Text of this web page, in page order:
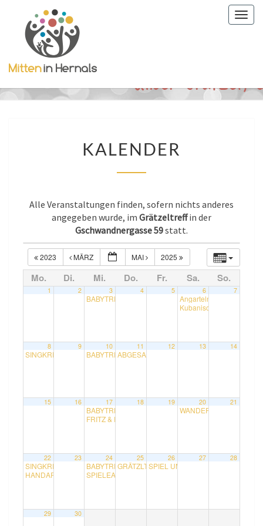
KALENDER
Alle Veranstaltungen finden, sofern nichts anderes
angegeben wurde, im Grätzeltreffin der
Gschwandnergasse 59statt.
2023 MÄRZ MAI 2025
Mo. Di. Mi. Do. Fr. Sa. So.
1 2 3
BABYTREFF mit Natalie 10:00
4 5 6
Angarteln
Kubanisches Konzert mit
7
8
SINGKREIS mit Rudolf15:00
9 10
BABYTREFF mit Natalie
11
ABGESAGT! SPIEL UND SPASS
12 13 14
15 16 17
BABYTREFF mit Natalie 10:00
FRITZ & RUDI STELLEN LITERATUR AUS ITALIEN
18 19 20
WANDERUNG
21
22
SINGKREIS mit Rudolf15:00
HANDARBEITSRUNDE mit Andrea und Irene
23 24
BABYTREFF mit Natalie10:00
SPIELEABEND mit Daniela, Bodo und Karl
25
GRÄTZLTRATSCH im Vereinslokal mit
26
SPIEL UND SPASS
27 28
29 30